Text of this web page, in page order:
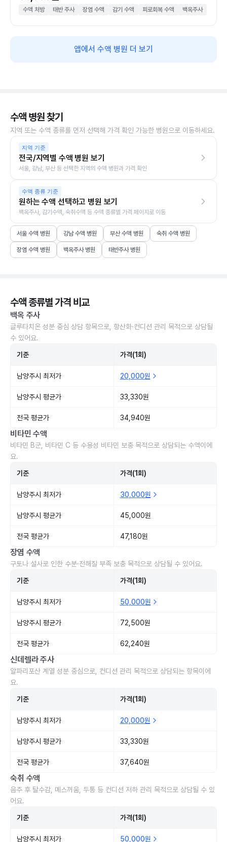
수액 처방 태반 주사 장염 수액 감기 수액 피로회복 수액 백옥주사
앱에서 수액 병원 더 보기
수액 병원 찾기
지역 또는 수액 종류를 먼저 선택해 가격 확인 가능한 병원으로 이동하세요.
지역 기준
전국/지역별 수액 병원 보기
서울, 강남, 부산 등 선택한 지역의 수액 병원과 가격 확인
수액 종류 기준
원하는 수액 선택하고 병원 보기
백옥주사, 감기수액, 숙취수액 등 수액 종류별 가격 페이지로 이동
서울 수액 병원 강남 수액 병원 부산 수액 병원 숙취 수액 병원
장염 수액 병원 백옥주사 병원 태반주사 병원
수액 종류별 가격 비교
백옥 주사
글루타치온 성분 중심 상담 항목으로, 항산화·컨디션 관리 목적으로 상담될
수 있어요.
기준 가격(1회)
남양주시 최저가 20,000원
남양주시 평균가 33,330원
전국 평균가 34,940원
비타민 수액
비타민 B군, 비타민 C 등 수용성 비타민 보충 목적으로 상담되는 수액이에
요.
기준 가격(1회)
남양주시 최저가 30,000원
남양주시 평균가 45,000원
전국 평균가 47,180원
장염 수액
구토나 설사로 인한 수분·전해질 부족 보충 목적으로 상담될 수 있어요.
기준 가격(1회)
남양주시 최저가 50,000원
남양주시 평균가 72,500원
전국 평균가 62,240원
신데렐라 주사
알파리포산 계열 성분 중심으로, 컨디션 관리 목적으로 상담되는 항목이에
요.
기준 가격(1회)
남양주시 최저가 20,000원
남양주시 평균가 33,330원
전국 평균가 37,640원
숙취 수액
음주 후 탈수감, 메스꺼움, 두통 등 컨디션 저하 관리 목적으로 상담될 수 있
어요.
기준 가격(1회)
남양주시 최저가 50,000원